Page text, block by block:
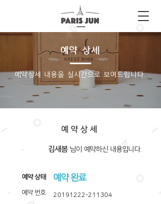
예약 상세
​예약상세 내용을 실시간으로 보여드립니다.
예약상세
김새봄 ​님이 예약하신 내용입니다.
​예약 상태
예약 번호
예약 완료
20191222-211304